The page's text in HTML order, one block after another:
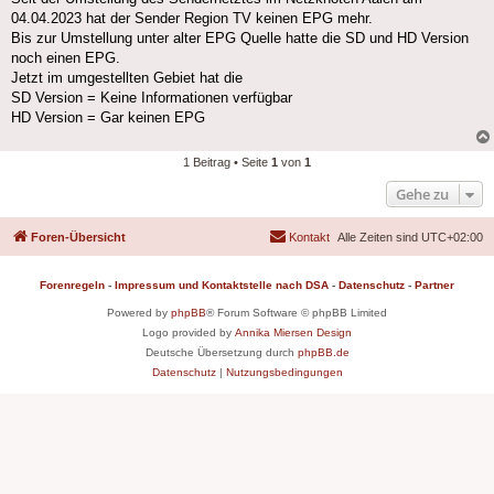
04.04.2023 hat der Sender Region TV keinen EPG mehr.
Bis zur Umstellung unter alter EPG Quelle hatte die SD und HD Version
noch einen EPG.
Jetzt im umgestellten Gebiet hat die
SD Version = Keine Informationen verfügbar
HD Version = Gar keinen EPG
1 Beitrag • Seite 1 von 1
Gehe zu
Foren-Übersicht Alle Zeiten sind UTC+02:00
Kontakt
Forenregeln - Impressum und Kontaktstelle nach DSA - Datenschutz - Partner
Powered by phpBB® Forum Software © phpBB Limited
Logo provided by Annika Miersen Design
Deutsche Übersetzung durch phpBB.de
Datenschutz| Nutzungsbedingungen